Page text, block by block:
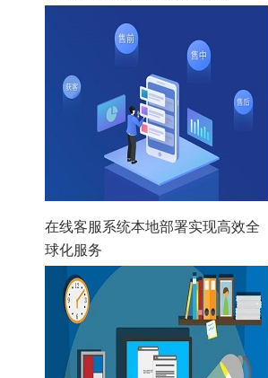
在线客服系统本地部署实现高效全
球化服务